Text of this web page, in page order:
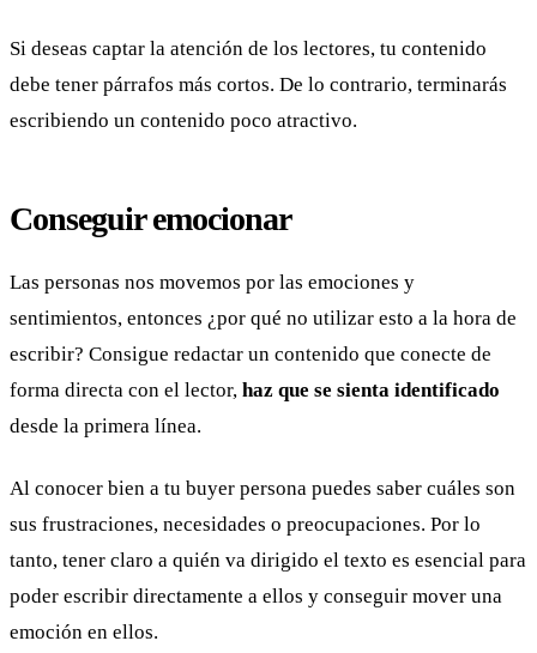
Si deseas captar la atención de los lectores, tu contenido
debe tener párrafos más cortos. De lo contrario, terminarás
escribiendo un contenido poco atractivo.
Conseguir emocionar
Las personas nos movemos por las emociones y
sentimientos, entonces ¿por qué no utilizar esto a la hora de
escribir? Consigue redactar un contenido que conecte de
forma directa con el lector, haz que se sienta identificado
desde la primera línea.
Al conocer bien a tu buyer persona puedes saber cuáles son
sus frustraciones, necesidades o preocupaciones. Por lo
tanto, tener claro a quién va dirigido el texto es esencial para
poder escribir directamente a ellos y conseguir mover una
emoción en ellos.